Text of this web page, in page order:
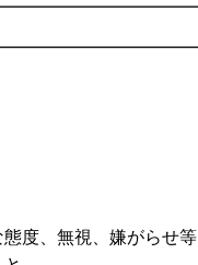
度、無視、嫌がらせ等